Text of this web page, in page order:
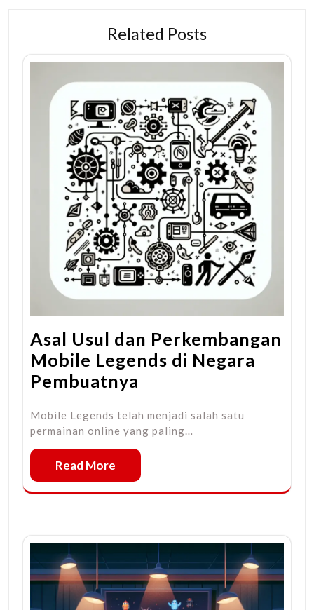
Related Posts
Asal Usul dan Perkembangan
Mobile Legends di Negara
Pembuatnya
Mobile Legends telah menjadi salah satu
permainan online yang paling…
Read More